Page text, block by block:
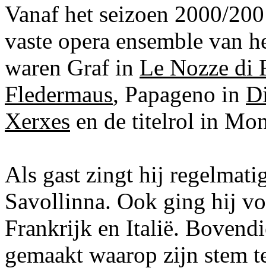
Vanaf het seizoen 2000/
vaste opera ensemble van
waren Graf in Le Nozze di
Fledermaus, Papageno in
Xerxes en de titelrol in
Als gast zingt hij
Savollinna. Ook ging hij
Frankrijk en Italië.
gemaakt waarop zijn